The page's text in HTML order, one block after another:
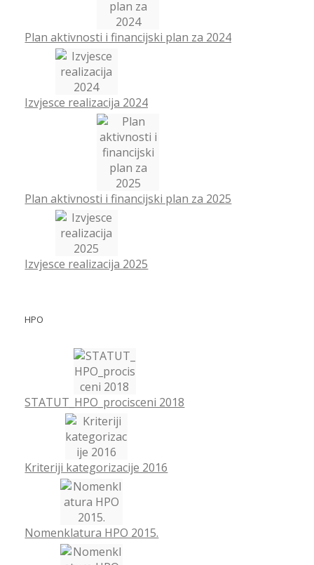
Plan aktivnosti i financijski plan za 2024
Izvjesce realizacija 2024
Plan aktivnosti i financijski plan za 2025
Izvjesce realizacija 2025
HPO
STATUT_HPO_procisceni 2018
Kriteriji kategorizacije 2016
Nomenklatura HPO 2015.